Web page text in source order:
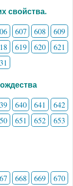
свойства.
607 608
609
619 620
621
640 641
642
651 652
653
668 669
670